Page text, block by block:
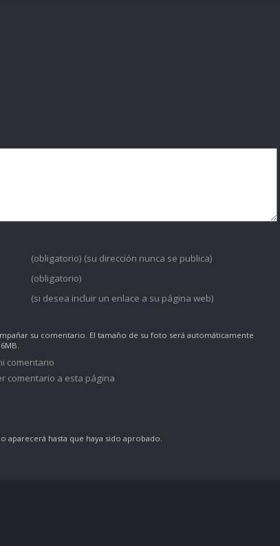
(obligatorio) (su dirección nunca se publica)
(obligatorio)
(si desea incluir un enlace a su página web)
su comentario. El tamaño de su foto será automáticamente
comentario
comentario a esta página
hasta que haya sido aprobado.